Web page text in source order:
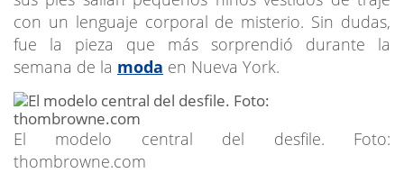
con un lenguaje corporal de misterio. Sin dudas,
fue la pieza que más sorprendió durante la
semana de la moda en Nueva York.
El modelo central del desfile. Foto:
thombrowne.com